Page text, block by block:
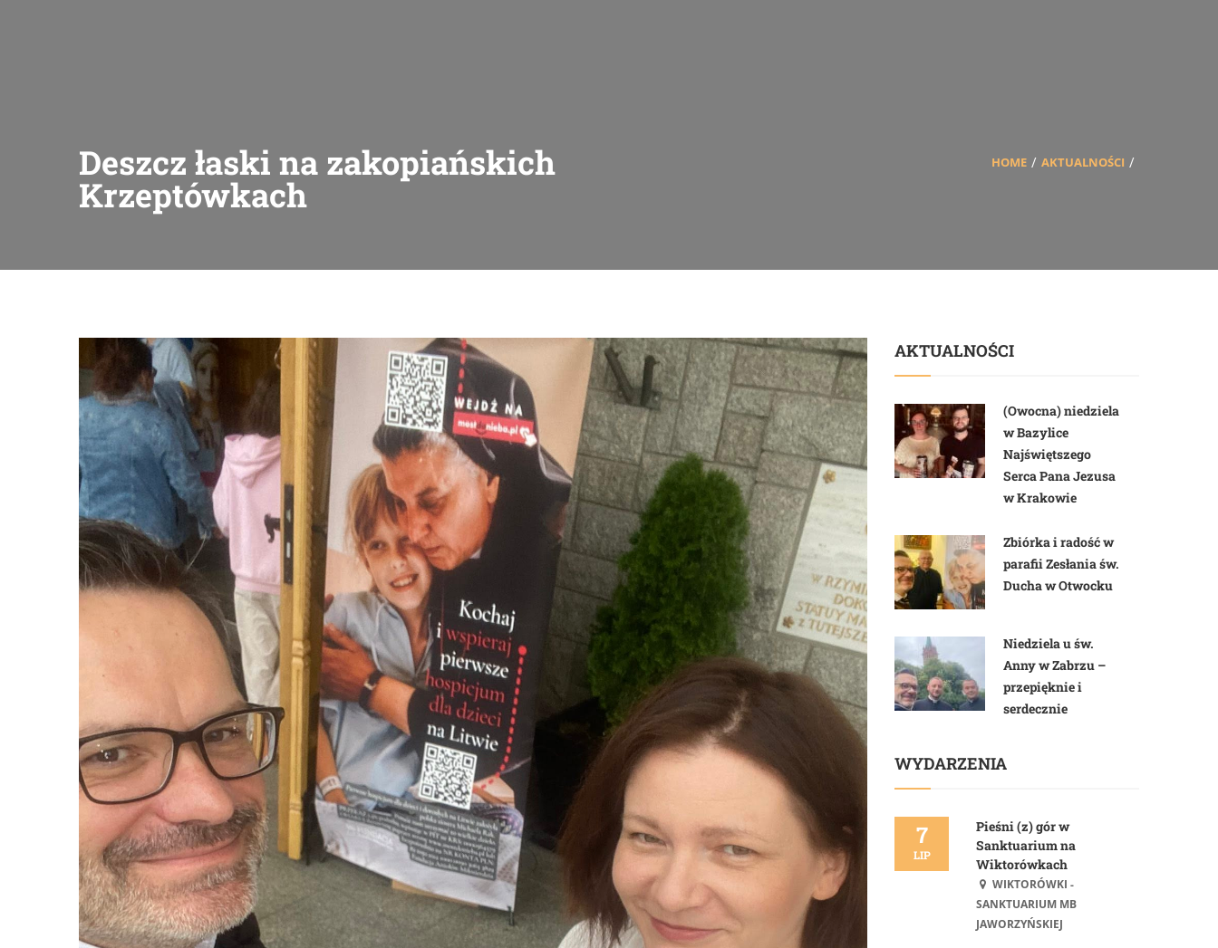
Deszcz łaski na zakopiańskich
Krzeptówkach
HOME AKTUALNOŚCI
AKTUALNOŚCI
(Owocna) niedziela
w Bazylice
Najświętszego
Serca Pana Jezusa
w Krakowie
Zbiórka i radość w
parafii Zesłania św.
Ducha w Otwocku
Niedziela u św.
Anny w Zabrzu –
przepięknie i
serdecznie
WYDARZENIA
7
LIP
Pieśni (z) gór w
Sanktuarium na
Wiktorówkach
WIKTORÓWKI -
SANKTUARIUM MB
JAWORZYŃSKIEJ